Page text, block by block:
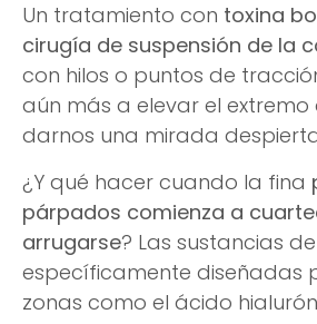
Un tratamiento con toxina
cirugía de suspensión de la
con hilos o puntos de
aún más a elevar el extremo
darnos una mirada
¿Y qué hacer cuando la fina
párpados comienza a
arrugarse? Las sustancias
específicamente diseñadas
zonas como el ácido